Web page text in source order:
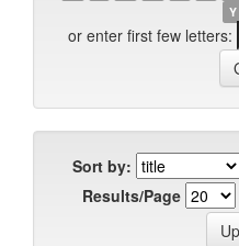
Y
or enter first few letters:
Sort by:
Results/Page